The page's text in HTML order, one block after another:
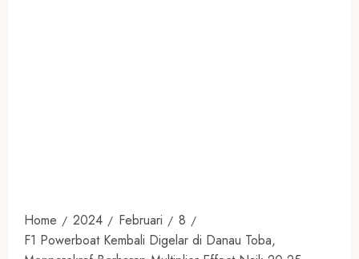
Home 2024 Februari
8
F1 Powerboat Kembali Digelar di Danau Toba,